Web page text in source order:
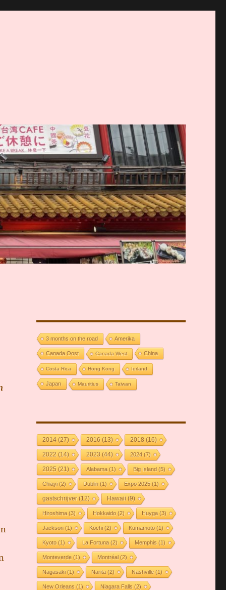
3 months on the road Amerika
Canada Oost Canada West China
Costa Rica Hong Kong Ierland
Japan Mauritius Taiwan
2014(27) 2016(13) 2018(16)
2022(14) 2023(44) 2024(7)
2025(21) Alabama(1) Big Island(5)
Chiayi(2) Dublin(1) Expo 2025(1)
gastschrijver(12) Hawaii(9)
Hiroshima(3) Hokkaido(2) Huyga(3)
Jackson(1) Kochi(2) Kumamoto(1)
Kyoto(1) La Fortuna(2) Memphis(1)
Monteverde(1) Montréal(2)
Nagasaki(1) Narita(2) Nashville(1)
New Orleans(1) Niagara Falls(2)